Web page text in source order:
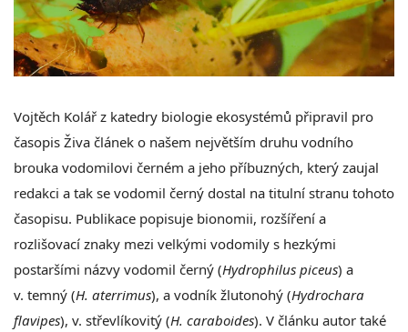
Vojtěch Kolář z katedry biologie ekosystémů připravil pro
časopis Živa článek o našem největším druhu vodního
brouka vodomilovi černém a jeho příbuzných, který zaujal
redakci a tak se vodomil černý dostal na titulní stranu tohoto
časopisu. Publikace popisuje bionomii, rozšíření a
rozlišovací znaky mezi velkými vodomily s hezkými
postaršími názvy vodomil černý (Hydrophilus piceus) a
v. temný (H. aterrimus), a vodník žlutonohý (Hydrochara
flavipes), v. střevlíkovitý (H. caraboides). V článku autor také